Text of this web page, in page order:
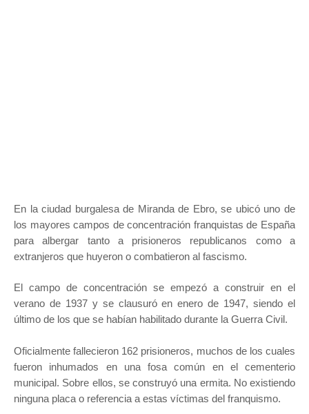
En la ciudad burgalesa de Miranda de Ebro, se ubicó uno de
los mayores campos de concentración franquistas de España
para albergar tanto a prisioneros republicanos como a
extranjeros que huyeron o combatieron al fascismo.
El campo de concentración se empezó a construir en el
verano de 1937 y se clausuró en enero de 1947, siendo el
último de los que se habían habilitado durante la Guerra Civil.
Oficialmente fallecieron 162 prisioneros, muchos de los cuales
fueron inhumados en una fosa común en el cementerio
municipal. Sobre ellos, se construyó una ermita. No existiendo
ninguna placa o referencia a estas víctimas del franquismo.